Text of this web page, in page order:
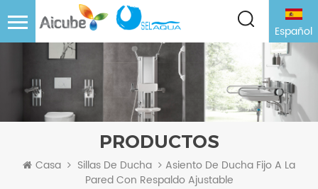
Español
PRODUCTOS
Casa Sillas De Ducha
Asiento De Ducha Fijo A La
Pared Con Respaldo Ajustable